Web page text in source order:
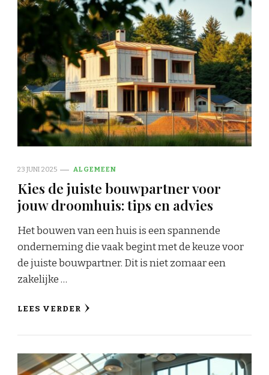
23 JUNI 2025 ALGEMEEN
Kies de juiste bouwpartner voor
jouw droomhuis: tips en advies
Het bouwen van een huis is een spannende
onderneming die vaak begint met de keuze voor
de juiste bouwpartner. Dit is niet zomaar een
zakelijke …
LEES VERDER